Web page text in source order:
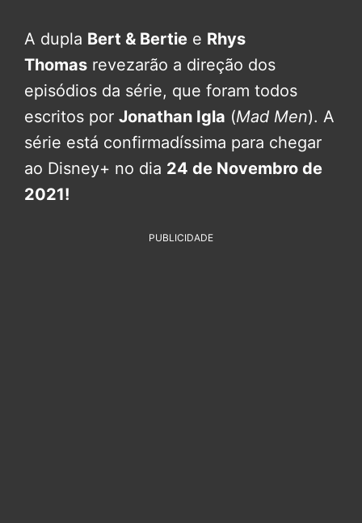
A dupla Bert & Bertie e Rhys
Thomas revezarão a direção dos
episódios da série, que foram todos
escritos por Jonathan Igla (Mad Men). A
série está confirmadíssima para chegar
ao Disney+ no dia 24 de Novembro de
2021!
PUBLICIDADE